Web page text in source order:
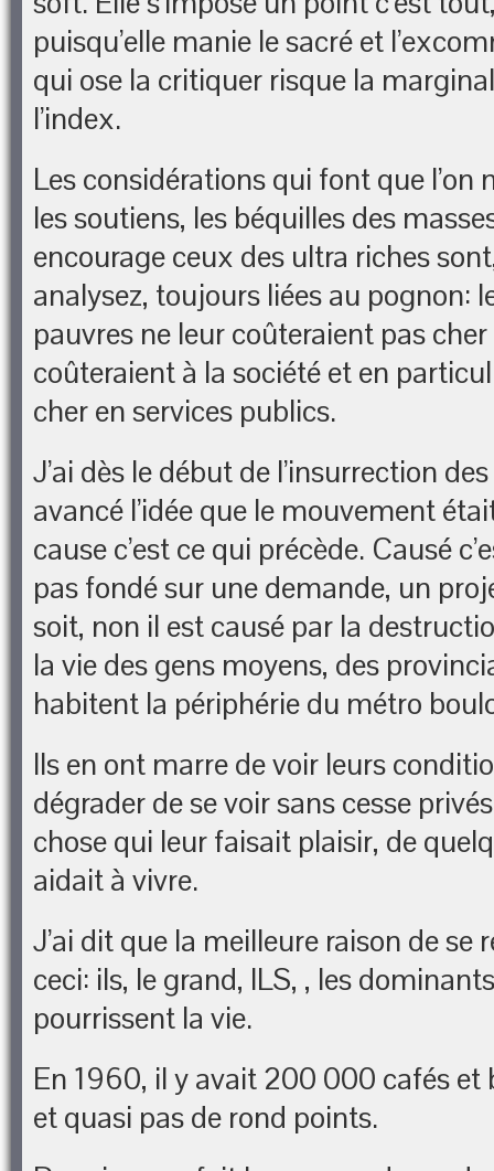
puisqu’elle manie le sacré et
qui ose la critiquer risque la
l’index.
Les considérations qui font que l’on
les soutiens, les béquilles des
encourage ceux des ultra riches
analysez, toujours liées au pognon:
pauvres ne leur coûteraient pas
coûteraient à la société et en
cher en services publics.
J’ai dès le début de l’insurrection
avancé l’idée que le mouvement
cause c’est ce qui précède. Causé
pas fondé sur une demande, un
soit, non il est causé par la
la vie des gens moyens, des
habitent la périphérie du métro
Ils en ont marre de voir leurs
dégrader de se voir sans cesse
chose qui leur faisait plaisir, de
aidait à vivre.
J’ai dit que la meilleure raison de se
ceci: ils, le grand, ILS, , les
pourrissent la vie.
En 1960, il y avait 200 000 cafés et
et quasi pas de rond points.